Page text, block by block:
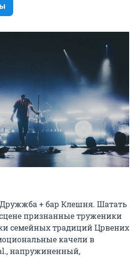
Дружжба + бар Клешня. Шатать
признанные труженики
семейных традиций Црвених
качели в
напружиненный,